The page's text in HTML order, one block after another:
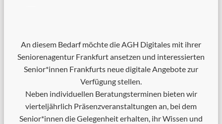
An diesem Bedarf möchte die AGH Digitales mit ihrer
Seniorenagentur Frankfurt ansetzen und interessierten
Senior*innen Frankfurts neue digitale Angebote zur
Verfügung stellen.
Neben individuellen Beratungsterminen bieten wir
vierteljährlich Präsenzveranstaltungen an, bei dem
Senior*innen die Gelegenheit erhalten, ihr Wissen und